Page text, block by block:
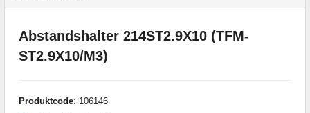
Abstandshalter 214ST2.9X10 (TFM-
ST2.9X10/M3)
Produktcode: 106146